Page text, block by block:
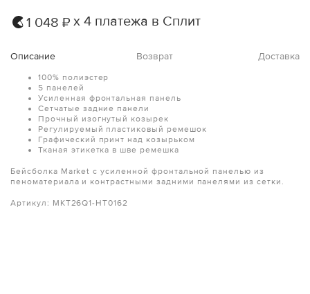
1 048 ₽ х 4 платежа в Сплит
Описание Возврат Доставка
100% полиэстер
5 панелей
Усиленная фронтальная панель
Сетчатые задние панели
Прочный изогнутый козырек
Регулируемый пластиковый ремешок
Графический принт над козырьком
Тканая этикетка в шве ремешка
Бейсболка Market с усиленной фронтальной панелью из
пеноматериала и контрастными задними панелями из сетки.
Артикул: MKT26Q1-HT0162